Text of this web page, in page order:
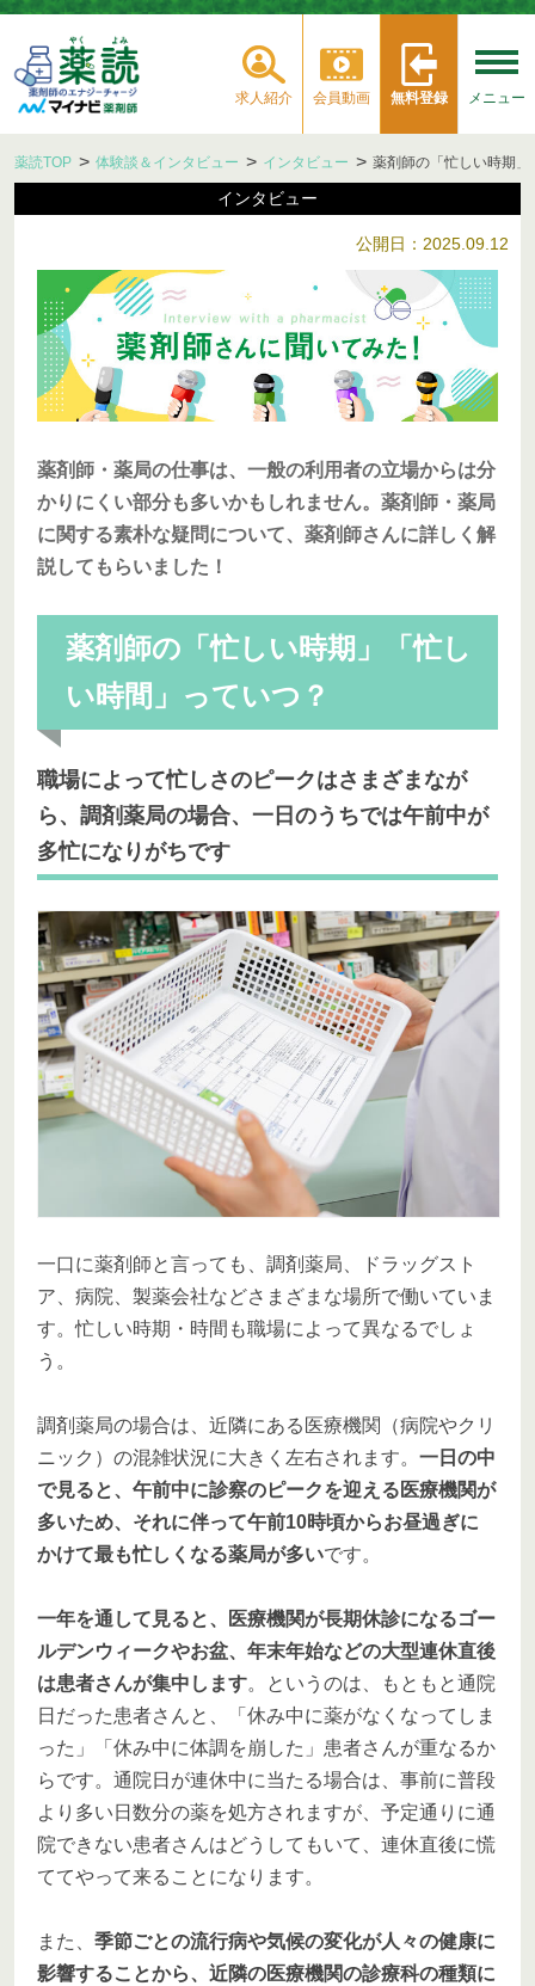
求人紹介 会員動画 無料登録 メニュー
薬読TOP 体験談＆インタビュー インタビュー 薬剤師の「忙しい時期
インタビュー
公開日：2025.09.12
薬剤師・薬局の仕事は、一般の利用者の立場からは分
かりにくい部分も多いかもしれません。薬剤師・薬局
に関する素朴な疑問について、薬剤師さんに詳しく解
説してもらいました！
薬剤師の「忙しい時期」「忙し
い時間」っていつ？
職場によって忙しさのピークはさまざまなが
ら、調剤薬局の場合、一日のうちでは午前中が
多忙になりがちです
一口に薬剤師と言っても、調剤薬局、ドラッグスト
ア、病院、製薬会社などさまざまな場所で働いていま
す。忙しい時期・時間も職場によって異なるでしょ
う。
調剤薬局の場合は、近隣にある医療機関（病院やクリ
ニック）の混雑状況に大きく左右されます。一日の中
で見ると、午前中に診察のピークを迎える医療機関が
多いため、それに伴って午前10時頃からお昼過ぎに
かけて最も忙しくなる薬局が多いです。
一年を通して見ると、医療機関が長期休診になるゴー
ルデンウィークやお盆、年末年始などの大型連休直後
は患者さんが集中します。というのは、もともと通院
日だった患者さんと、「休み中に薬がなくなってしま
った」「休み中に体調を崩した」患者さんが重なるか
らです。通院日が連休中に当たる場合は、事前に普段
より多い日数分の薬を処方されますが、予定通りに通
院できない患者さんはどうしてもいて、連休直後に慌
ててやって来ることになります。
また、季節ごとの流行病や気候の変化が人々の健康に
影響することから、近隣の医療機関の診療科の種類に